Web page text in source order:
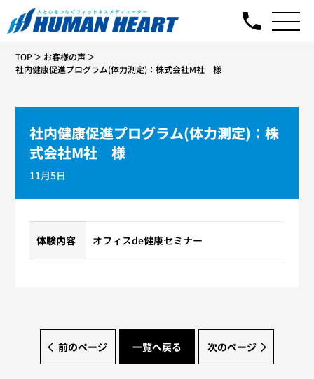
TOP
お客様の声
社内健康促進プログラム(体力測定)：株式会社M社 様
社内健康促進プログラム(体力測定)：株
式会社M社 様
11月5日
体験内容 オフィスde健康セミナー
前のページ 一覧へ戻る 次のページ